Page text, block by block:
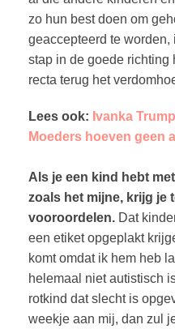
zo hun best doen om
geaccepteerd te
stap in de goede richting
recta terug het
Lees ook: Ivanka
Moeders hoeven geen
Als je een kind hebt
zoals het mijne, krijg je
vooroordelen.Dat
een etiket opgeplakt
komt omdat ik hem heb
helemaal niet autistisch
rotkind dat slecht is
weekje aan mij, dan zul